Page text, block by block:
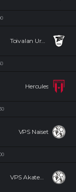
Toivalan Urheilijat Naiset
Hercules
VPS Naiset
VPS Akatemia